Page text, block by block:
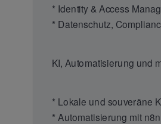
* Identity & Access
* Datenschutz,
KI, Automatisierung und
* Lokale und souveräne
* Automatisierung mit